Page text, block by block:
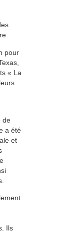
pour
« La
de
a été
et
Ils